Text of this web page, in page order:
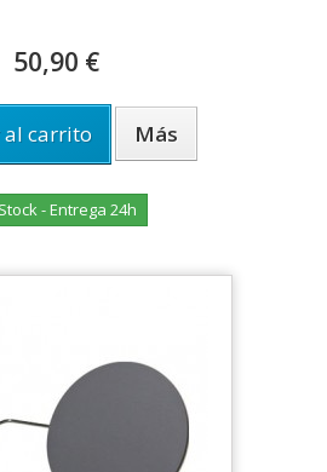
50,90 €
carrito Más
- Entrega 24h